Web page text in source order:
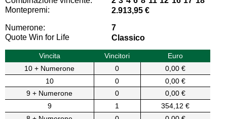
Montepremi:
2.913,95 €
Numerone:
7
Quote Win for Life
Classico
Vincita Vincitori
Euro
10 + Numerone
0
0,00 €
10
0
0,00 €
9 + Numerone
0
0,00 €
9
1
354,12 €